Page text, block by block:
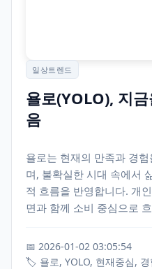
일상트렌드
욜로(YOLO), 지
음
욜로는 현재의 만족과 경
며, 불확실한 시대 속에서
적 흐름을 반영합니다. 개
면과 함께 소비 중심으로
📅 2026-01-02 03:05:54
🏷️ 욜로, YOLO, 현재중심,